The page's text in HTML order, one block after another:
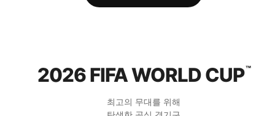
2026 FIFA WORLD CUP™
최고의 무대를 위해